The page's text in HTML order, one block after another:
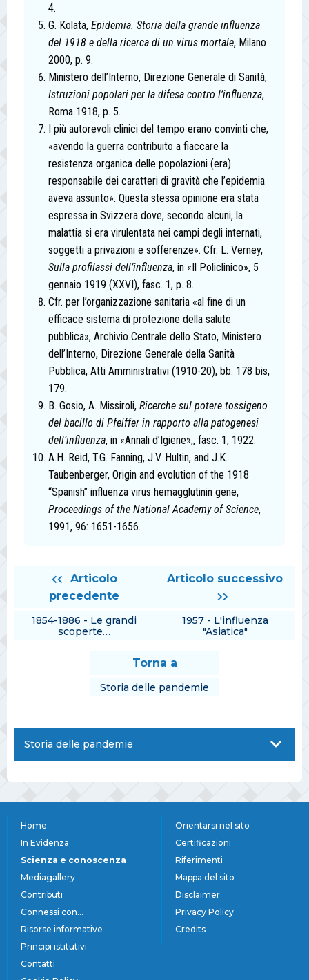
4.
G. Kolata, Epidemia. Storia della grande influenza
del 1918 e della ricerca di un virus mortale, Milano
2000, p. 9.
Ministero dell’Interno, Direzione Generale di Sanità,
Istruzioni popolari per la difesa contro l’influenza,
Roma 1918, p. 5.
I più autorevoli clinici del tempo erano convinti che,
«avendo la guerra contribuito a fiaccare la
resistenza organica delle popolazioni (era)
responsabile dei caratteri di gravità che l’epidemia
aveva assunto». Questa stessa opinione era stata
espressa in Svizzera dove, secondo alcuni, la
malattia si era virulentata nei campi degli internati,
soggetti a privazioni e sofferenze». Cfr. L. Verney,
Sulla profilassi dell’influenza, in «Il Policlinico», 5
gennaio 1919 (XXVI), fasc. 1, p. 8.
Cfr. per l’organizzazione sanitaria «al fine di un
efficace sistema di protezione della salute
pubblica», Archivio Centrale dello Stato, Ministero
dell’Interno, Direzione Generale della Sanità
Pubblica, Atti Amministrativi (1910-20), bb. 178 bis,
179.
B. Gosio, A. Missiroli, Ricerche sul potere tossigeno
del bacillo di Pfeiffer in rapporto alla patogenesi
dell’influenza, in «Annali d’Igiene»,, fasc. 1, 1922.
A.H. Reid, T.G. Fanning, J.V. Hultin, and J.K.
Taubenberger, Origin and evolution of the 1918
“Spanish” influenza virus hemagglutinin gene,
Proceedings of the National Academy of Science,
1991, 96: 1651-1656.
Articolo
precedente
1854-1886 - Le grandi
scoperte…
Articolo successivo
1957 - L'influenza
"Asiatica"
Torna a
Storia delle pandemie
Storia delle pandemie
Home
In Evidenza
Scienza e conoscenza
Mediagallery
Contributi
Connessi con...
Risorse informative
Principi istitutivi
Contatti
Orientarsi nel sito
Certificazioni
Riferimenti
Mappa del sito
Disclaimer
Privacy Policy
Credits